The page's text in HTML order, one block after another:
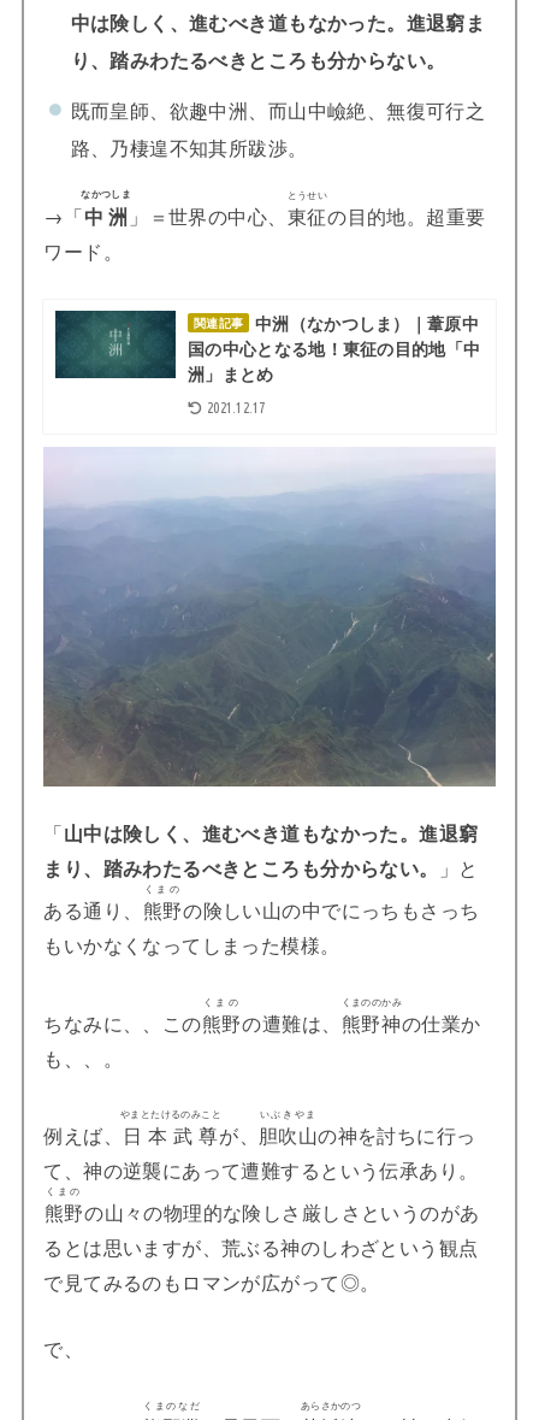
中は険しく、進むべき道もなかった。進退窮ま
り、踏みわたるべきところも分からない。
既而皇師、欲趣中洲、而山中嶮絶、無復可行之
路、乃棲遑不知其所跋渉。
→「中洲
なかつしま
」＝世界の中心、 東征
とうせい
の目的地。超重要
ワード。
関連記事
中洲（なかつしま）｜葦原中
国の中心となる地！東征の目的地「中
洲」まとめ
2021.12.17
「山中は険しく、進むべき道もなかった。進退窮
まり、踏みわたるべきところも分からない。
」と
ある通り、 熊野
くまの
の険しい山の中でにっちもさっち
もいかなくなってしまった模様。
ちなみに、、この熊野
くまの
の遭難は、 熊野神
くまののかみ
の仕業か
も、、。
例えば、 日本武尊
やまとたけるのみこと
が、 胆吹山
いぶきやま
の神を討ちに行っ
て、神の逆襲にあって遭難するという伝承あり。
熊野
くまの
の山々の物理的な険しさ厳しさというのがあ
るとは思いますが、荒ぶる神のしわざという観点
で見てみるのもロマンが広がって◎。
で、
くまのなだ あらさかのつ